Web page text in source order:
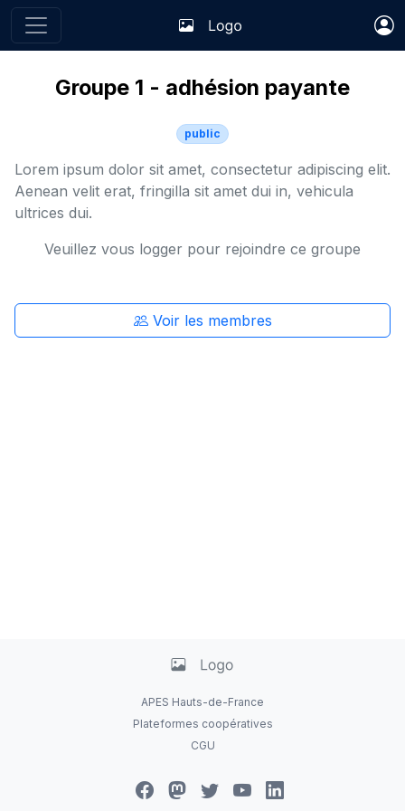
Groupe 1 - adhésion payante
public
Lorem ipsum dolor sit amet, consectetur adipiscing elit.
Aenean velit erat, fringilla sit amet dui in, vehicula
ultrices dui.
Veuillez vous logger pour rejoindre ce groupe
Voir les membres
APES Hauts-de-France
Plateformes coopératives
CGU